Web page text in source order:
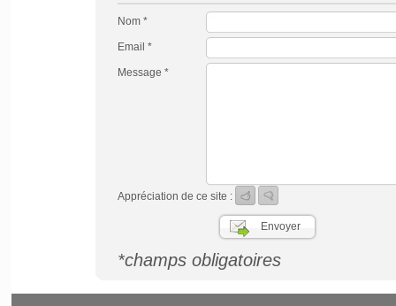
Nom *
Email *
Message *
Appréciation de ce site :
*champs obligatoires